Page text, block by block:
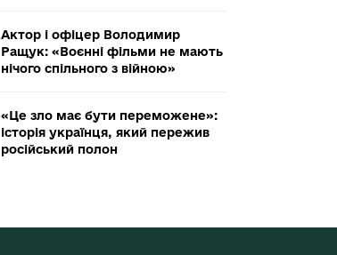
Актор і офіцер Володимир
Ращук: «Воєнні фільми не мають
нічого спільного з війною»
«Це зло має бути переможене»:
історія українця, який пережив
російський полон